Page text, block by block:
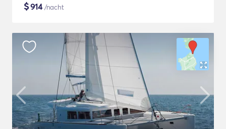
$914/nacht